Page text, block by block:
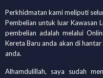
Perkhidmatan kami meliputi
Pembelian untuk luar Kawasan
pembelian adalah melalui
Kereta Baru anda akan di
anda.
Alhamdulillah, saya sudah